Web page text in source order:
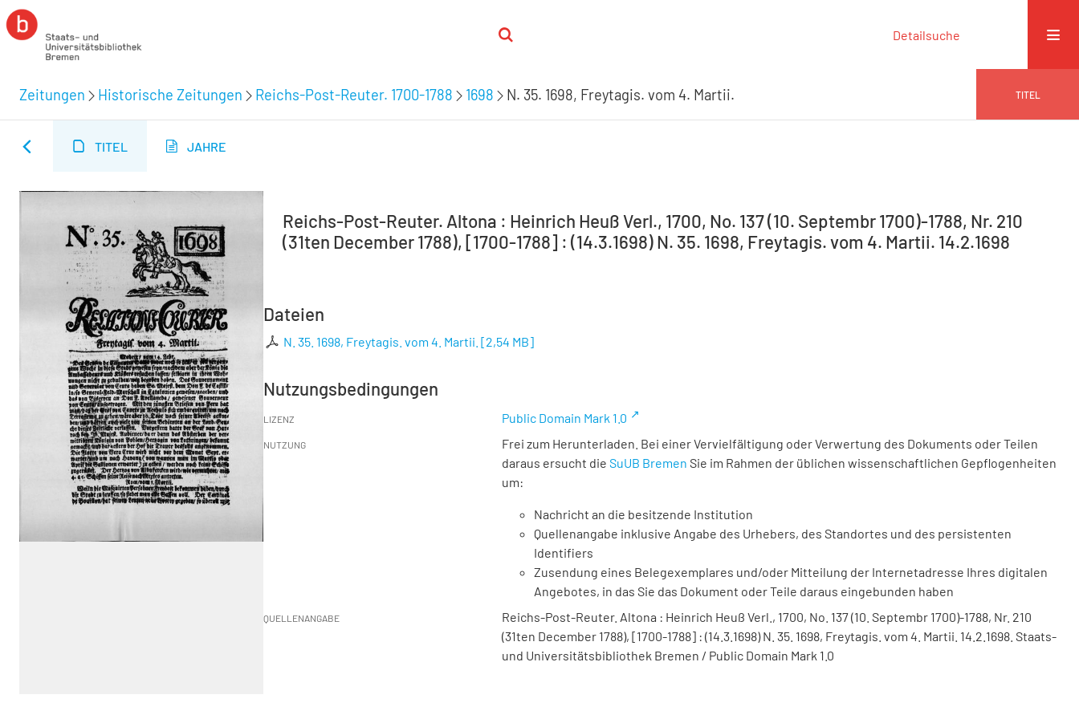
Detailsuche
Zeitungen Historische Zeitungen Reichs-Post-Reuter. 1700-1788 1698 N. 35. 1698, Freytagis. vom 4. Martii. TITEL
TITEL JAHRE
Reichs-Post-Reuter. Altona : Heinrich Heuß Verl., 1700, No. 137 (10. Septembr 1700)-1788, Nr. 210
(31ten December 1788), [1700-1788] : (14.3.1698) N. 35. 1698, Freytagis. vom 4. Martii. 14.2.1698
Dateien
N. 35. 1698, Freytagis. vom 4. Martii. [2,54 MB]
Nutzungsbedingungen
LIZENZ Public Domain Mark 1.0
NUTZUNG
Frei zum Herunterladen. Bei einer Vervielfältigung oder Verwertung des Dokuments oder Teilen
daraus ersucht die SuUB Bremen Sie im Rahmen der üblichen wissenschaftlichen Gepflogenheiten
um:
Nachricht an die besitzende Institution
Quellenangabe inklusive Angabe des Urhebers, des Standortes und des persistenten
Identifiers
Zusendung eines Belegexemplares und/oder Mitteilung der Internetadresse Ihres digitalen
Angebotes, in das Sie das Dokument oder Teile daraus eingebunden haben
QUELLENANGABE
Reichs-Post-Reuter. Altona : Heinrich Heuß Verl., 1700, No. 137 (10. Septembr 1700)-1788, Nr. 210
(31ten December 1788), [1700-1788] : (14.3.1698) N. 35. 1698, Freytagis. vom 4. Martii. 14.2.1698. Staats-
und Universitätsbibliothek Bremen / Public Domain Mark 1.0